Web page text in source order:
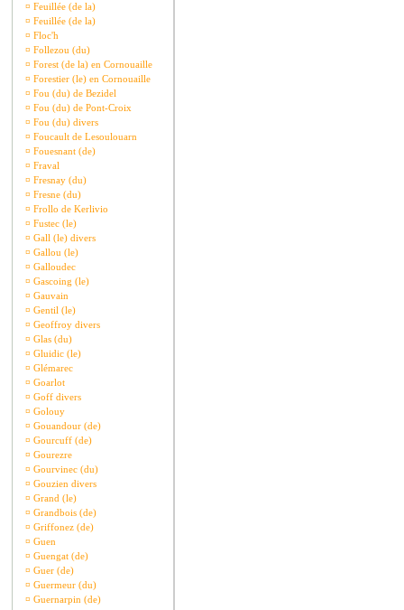
¤ Feuillée (de la)
¤ Feuillée (de la)
¤ Floc'h
¤ Follezou (du)
¤ Forest (de la) en Cornouaille
¤ Forestier (le) en Cornouaille
¤ Fou (du) de Bezidel
¤ Fou (du) de Pont-Croix
¤ Fou (du) divers
¤ Foucault de Lesoulouarn
¤ Fouesnant (de)
¤ Fraval
¤ Fresnay (du)
¤ Fresne (du)
¤ Frollo de Kerlivio
¤ Fustec (le)
¤ Gall (le) divers
¤ Gallou (le)
¤ Galloudec
¤ Gascoing (le)
¤ Gauvain
¤ Gentil (le)
¤ Geoffroy divers
¤ Glas (du)
¤ Gluidic (le)
¤ Glémarec
¤ Goarlot
¤ Goff divers
¤ Golouy
¤ Gouandour (de)
¤ Gourcuff (de)
¤ Gourezre
¤ Gourvinec (du)
¤ Gouzien divers
¤ Grand (le)
¤ Grandbois (de)
¤ Griffonez (de)
¤ Guen
¤ Guengat (de)
¤ Guer (de)
¤ Guermeur (du)
¤ Guernarpin (de)